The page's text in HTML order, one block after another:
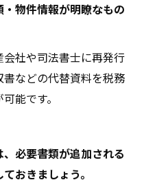
物件情報が明瞭なもの
社や司法書士に再発行
などの代替資料を税務
能です。
必要書類が追加される
おきましょう。